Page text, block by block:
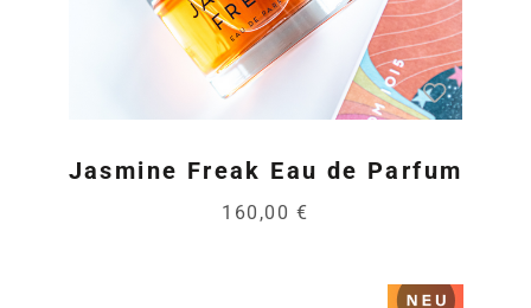
Jasmine Freak Eau de Parfum
160,00 €